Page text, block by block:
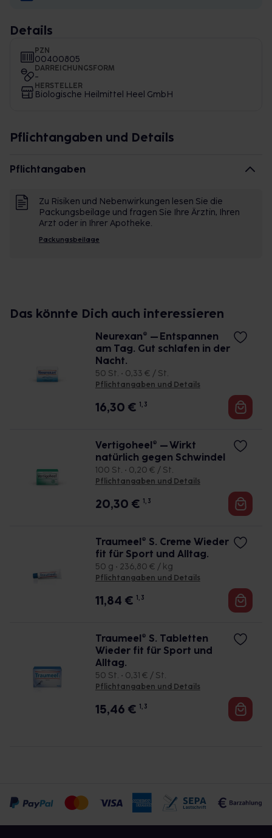
Details
PZN
00400805
DARREICHUNGSFORM
-
HERSTELLER
Biologische Heilmittel Heel GmbH
Pflichtangaben und Details
Pflichtangaben
Zu Risiken und Nebenwirkungen lesen Sie die
Packungsbeilage und fragen Sie Ihre Ärztin, Ihren
Arzt oder in Ihrer Apotheke.
Packungsbeilage
Das könnte Dich auch interessieren
Neurexan® – Entspannen
am Tag. Gut schlafen in der
Nacht.
50 St. • 0,33 € / St.
Pflichtangaben und Details
16,30 € 1, 3
Vertigoheel® – Wirkt
natürlich gegen Schwindel
100 St. • 0,20 € / St.
Pflichtangaben und Details
20,30 € 1, 3
Traumeel® S. Creme Wieder
fit für Sport und Alltag.
50 g • 236,80 € / kg
Pflichtangaben und Details
11,84 € 1, 3
Traumeel® S. Tabletten
Wieder fit für Sport und
Alltag.
50 St. • 0,31 € / St.
Pflichtangaben und Details
15,46 € 1, 3